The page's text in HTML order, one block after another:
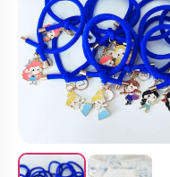
novia y zapatillas
personalizadas
de boda
Árboles de
Comunión
para niña